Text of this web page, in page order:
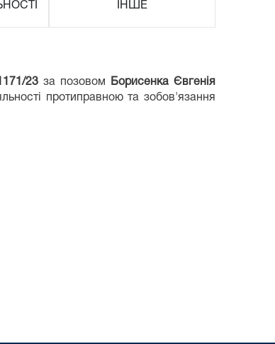
ІНШЕ
23за позовом
Борисенка Євгенія
протиправною та зобов'язання